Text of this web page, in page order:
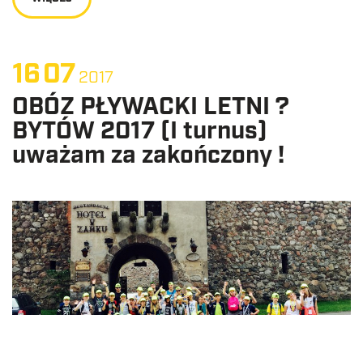
16072017
OBÓZ PŁYWACKI LETNI ?
BYTÓW 2017 (I turnus)
uważam za zakończony !